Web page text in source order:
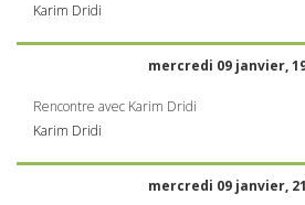
Karim Dridi
mercredi 09 janvier,
Rencontre avec Karim Dridi
Karim Dridi
mercredi 09 janvier,